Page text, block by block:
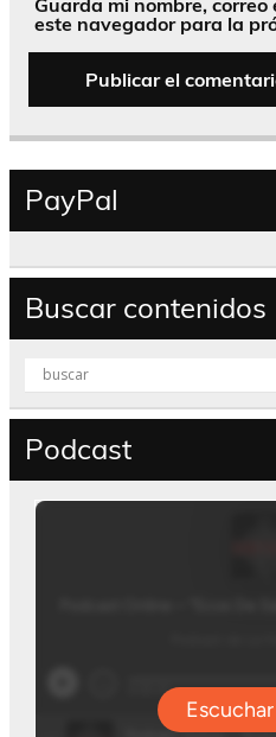
Guarda mi nombre,
este navegador para la
PayPal
Buscar contenidos
Podcast